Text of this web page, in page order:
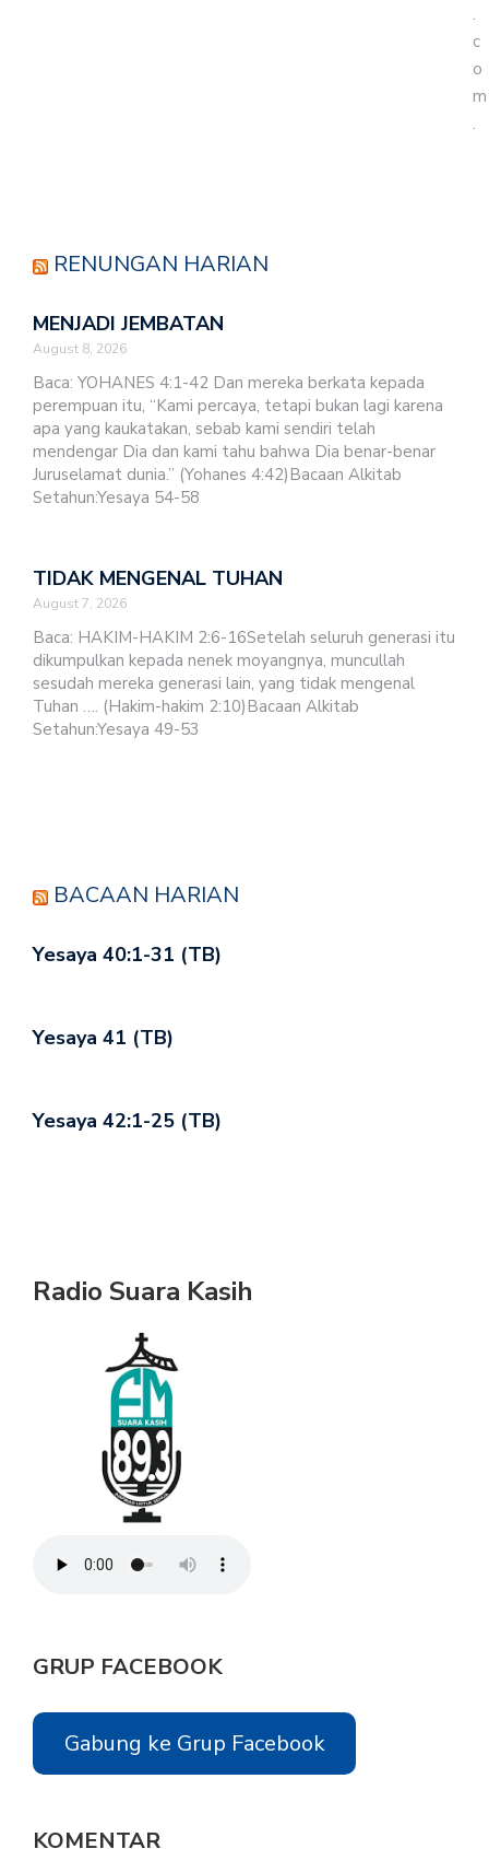
.
c
o
m
.
RENUNGAN HARIAN
MENJADI JEMBATAN
August 8, 2026
Baca: YOHANES 4:1-42 Dan mereka berkata kepada
perempuan itu, “Kami percaya, tetapi bukan lagi karena
apa yang kaukatakan, sebab kami sendiri telah
mendengar Dia dan kami tahu bahwa Dia benar-benar
Juruselamat dunia.” (Yohanes 4:42)Bacaan Alkitab
Setahun:Yesaya 54-58
TIDAK MENGENAL TUHAN
August 7, 2026
Baca: HAKIM-HAKIM 2:6-16Setelah seluruh generasi itu
dikumpulkan kepada nenek moyangnya, muncullah
sesudah mereka generasi lain, yang tidak mengenal
Tuhan …. (Hakim-hakim 2:10)Bacaan Alkitab
Setahun:Yesaya 49-53
BACAAN HARIAN
Yesaya 40:1-31 (TB)
Yesaya 41 (TB)
Yesaya 42:1-25 (TB)
Radio Suara Kasih
GRUP FACEBOOK
Gabung ke Grup Facebook
KOMENTAR